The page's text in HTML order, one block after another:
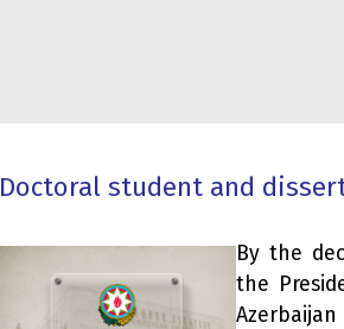
Doctoral student and
By the
the